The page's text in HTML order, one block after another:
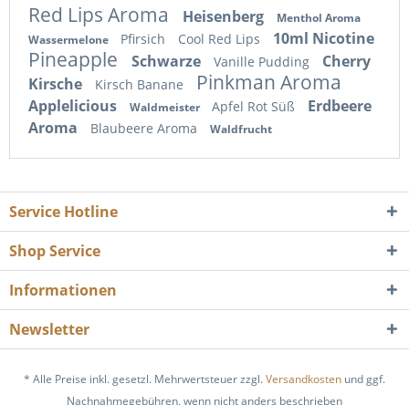
Red Lips Aroma Heisenberg
Menthol Aroma
Wassermelone
Pfirsich Cool Red Lips 10ml Nicotine
Pineapple Schwarze Vanille Pudding
Cherry
Kirsche
Kirsch Banane Pinkman Aroma
Applelicious Waldmeister Apfel Rot Süß
Erdbeere
Aroma
Blaubeere Aroma Waldfrucht
Service Hotline
Shop Service
Informationen
Newsletter
* Alle Preise inkl. gesetzl. Mehrwertsteuer zzgl.Versandkosten und ggf.
Nachnahmegebühren, wenn nicht anders beschrieben